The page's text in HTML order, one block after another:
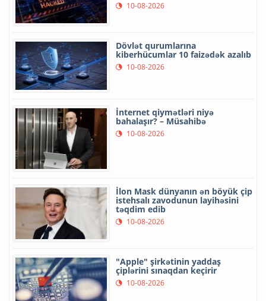
10-08-2026
Dövlət qurumlarına
kiberhücumlar 10 faizədək azalıb
10-08-2026
İnternet qiymətləri niyə
bahalaşır? – Müsahibə
10-08-2026
İlon Mask dünyanın ən böyük çip
istehsalı zavodunun layihəsini
təqdim edib
10-08-2026
"Apple" şirkətinin yaddaş
çiplərini sınaqdan keçirir
10-08-2026